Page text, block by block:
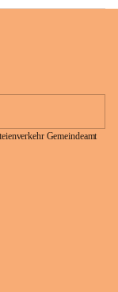
Gemeindeamt